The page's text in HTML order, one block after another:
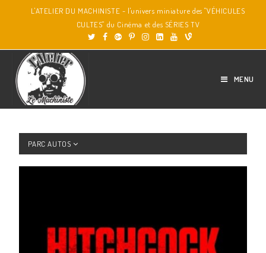
L'ATELIER DU MACHINISTE - l'univers miniature des "VÉHICULES
CULTES" du Cinéma et des SÉRIES TV
MENU
PARC AUTOS